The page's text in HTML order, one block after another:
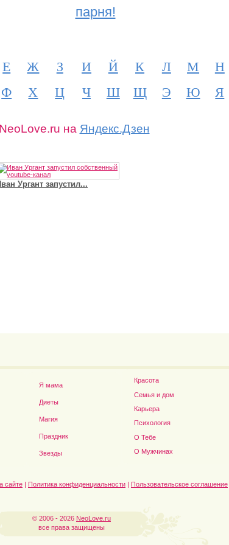
парня!
Е Ж З И Й К Л М
Н
Ф Х Ц Ч Ш Щ Э Ю Я
NeoLove.ru на Яндекс.Дзен
Ургант запустил...
Дэниел Рэдклифф...
Я мама
Диеты
Магия
Праздник
Звезды
Красота
Семья и дом
Карьера
Психология
О Тебе
О Мужчинах
сайте | Политика конфиденциальности | Пользовательское соглашение
© 2006 - 2026 NeoLove.ru
все права защищены